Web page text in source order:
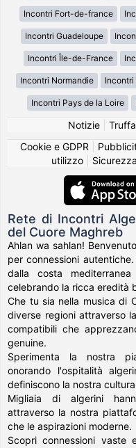
Incontri Fort-de-france
Incontri Guadeloupe
Incontri Île-de-France
Incontri Normandie
Incontri Pays de la Loire
Notizie|
Cookie e GDPR
utilizzo|
Rete di Incontri
del Cuore Maghreb
Ahlan wa sahlan!
per connessioni
dalla costa
celebrando la ricca eredità
Che tu sia nella musica di
diverse regioni attraverso
compatibili che
genuine.
Sperimenta la nostra
onorando l'ospitalità
definiscono la nostra
Migliaia di algerini
attraverso la nostra
che le aspirazioni moderne.
Scopri connessioni vaste